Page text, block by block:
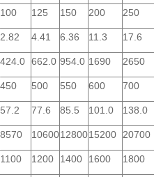
100 125 150 200 250
2.82 4.41 6.36 11.3 17.6
424.0 662.0 954.0 1690 2650
450 500 550 600 700
57.2 77.6 85.5 101.0 138.0
8570 106001280015200 20700
1100 1200 1400 1600 1800